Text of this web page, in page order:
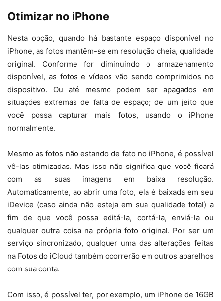
Otimizar no iPhone
Nesta opção, quando há bastante espaço disponível no
iPhone, as fotos mantêm-se em resolução cheia, qualidade
original. Conforme for diminuindo o armazenamento
disponível, as fotos e vídeos vão sendo comprimidos no
dispositivo. Ou até mesmo podem ser apagados em
situações extremas de falta de espaço; de um jeito que
você possa capturar mais fotos, usando o iPhone
normalmente.
Mesmo as fotos não estando de fato no iPhone, é possível
vê-las otimizadas. Mas isso não significa que você ficará
com as suas imagens em baixa resolução.
Automaticamente, ao abrir uma foto, ela é baixada em seu
iDevice (caso ainda não esteja em sua qualidade total) a
fim de que você possa editá-la, cortá-la, enviá-la ou
qualquer outra coisa na própria foto original. Por ser um
serviço sincronizado, qualquer uma das alterações feitas
na Fotos do iCloud também ocorrerão em outros aparelhos
com sua conta.
Com isso, é possível ter, por exemplo, um iPhone de 16GB